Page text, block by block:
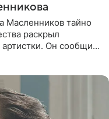
Масленников тайно
раскрыл
Он сообщил,